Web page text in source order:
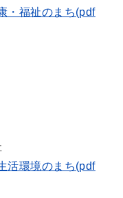
・福祉のまち(pdf
活環境のまち(pdf